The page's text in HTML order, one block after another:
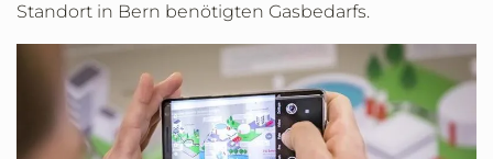
Standort in Bern benötigten Gasbedarfs.